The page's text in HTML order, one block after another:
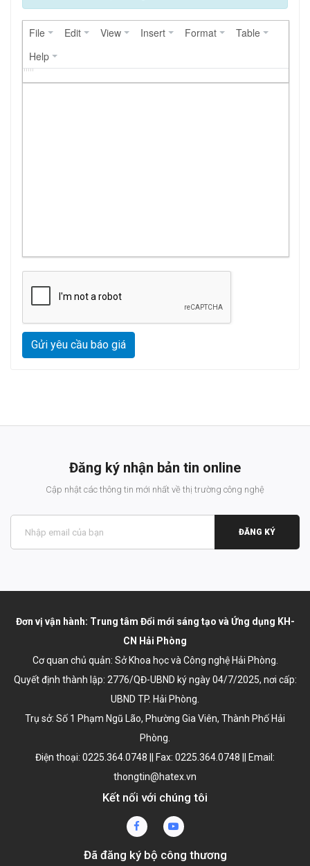
File Edit View Insert Format
Table
Help
Gửi yêu cầu báo giá
Đăng ký nhận bản tin online
Cập nhật các thông tin mới nhất về thị trường công nghệ
ĐĂNG KÝ
Đơn vị vận hành: Trung tâm Đổi mới sáng tạo và Ứng dụng KH-
CN Hải Phòng
Cơ quan chủ quản: Sở Khoa học và Công nghệ Hải Phòng.
Quyết định thành lập: 2776/QĐ-UBND ký ngày 04/7/2025, nơi cấp:
UBND TP. Hải Phòng.
Trụ sở: Số 1 Phạm Ngũ Lão, Phường Gia Viên, Thành Phố Hải
Phòng.
Điện thoại: 0225.364.0748 || Fax: 0225.364.0748 || Email:
thongtin@hatex.vn
Kết nối với chúng tôi
Đã đăng ký bộ công thương